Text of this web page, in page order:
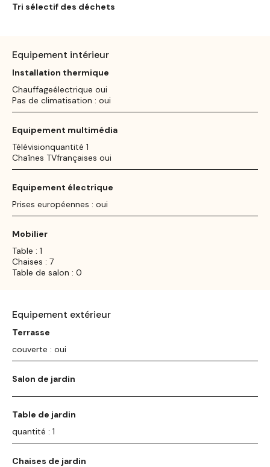
Tri sélectif des déchets
Equipement intérieur
Installation thermique
Chauffageélectrique oui
Pas de climatisation : oui
Equipement multimédia
Télévisionquantité 1
Chaînes TVfrançaises oui
Equipement électrique
Prises européennes : oui
Mobilier
Table : 1
Chaises : 7
Table de salon : 0
Equipement extérieur
Terrasse
couverte : oui
Salon de jardin
Table de jardin
quantité : 1
Chaises de jardin